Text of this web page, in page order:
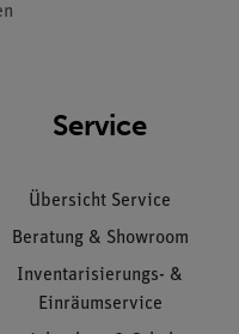
Service
Übersicht Service
Beratung & Showroom
Inventarisierungs- &
Einräumservice